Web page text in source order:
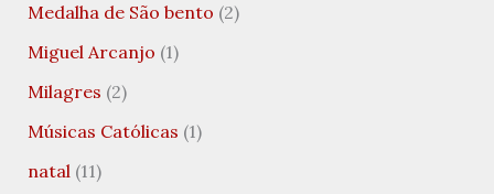
Medalha de São bento (2)
Miguel Arcanjo (1)
Milagres (2)
Músicas Católicas (1)
natal(11)